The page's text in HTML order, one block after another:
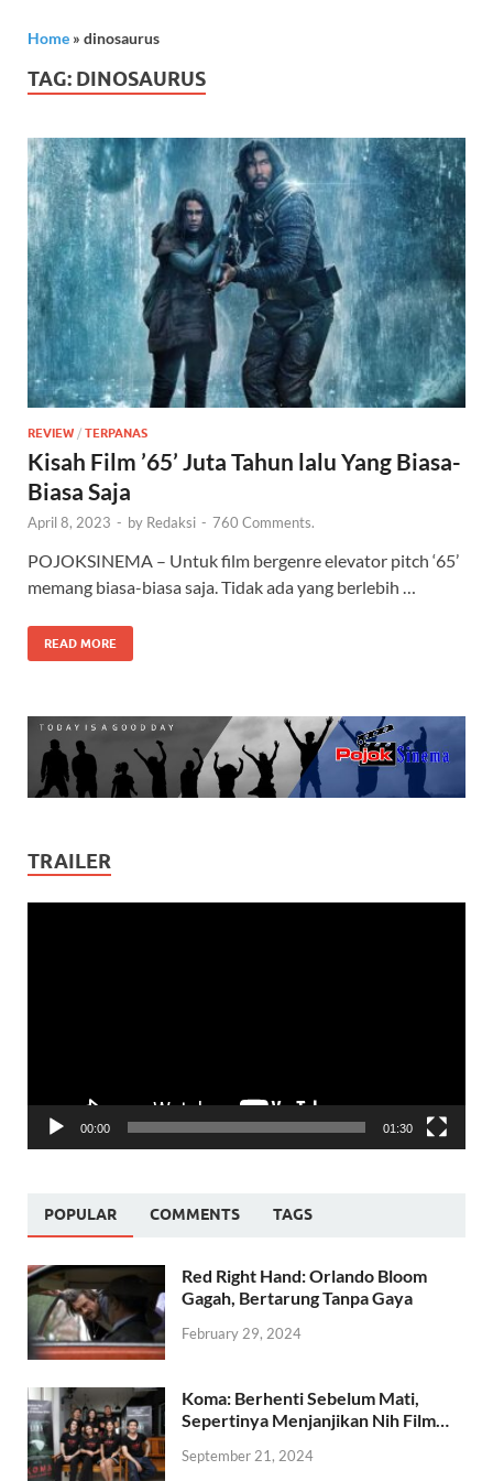
Home » dinosaurus
TAG: DINOSAURUS
REVIEW / TERPANAS
Kisah Film ’65’ Juta Tahun lalu Yang Biasa-
Biasa Saja
April 8, 2023 - by Redaksi - 760 Comments.
POJOKSINEMA – Untuk film bergenre elevator pitch ‘65’
memang biasa-biasa saja. Tidak ada yang berlebih …
READ MORE
TRAILER
00:00 01:30
POPULAR COMMENTS TAGS
Red Right Hand: Orlando Bloom
Gagah, Bertarung Tanpa Gaya
February 29, 2024
Koma: Berhenti Sebelum Mati,
Sepertinya Menjanjikan Nih Film…
September 21, 2024